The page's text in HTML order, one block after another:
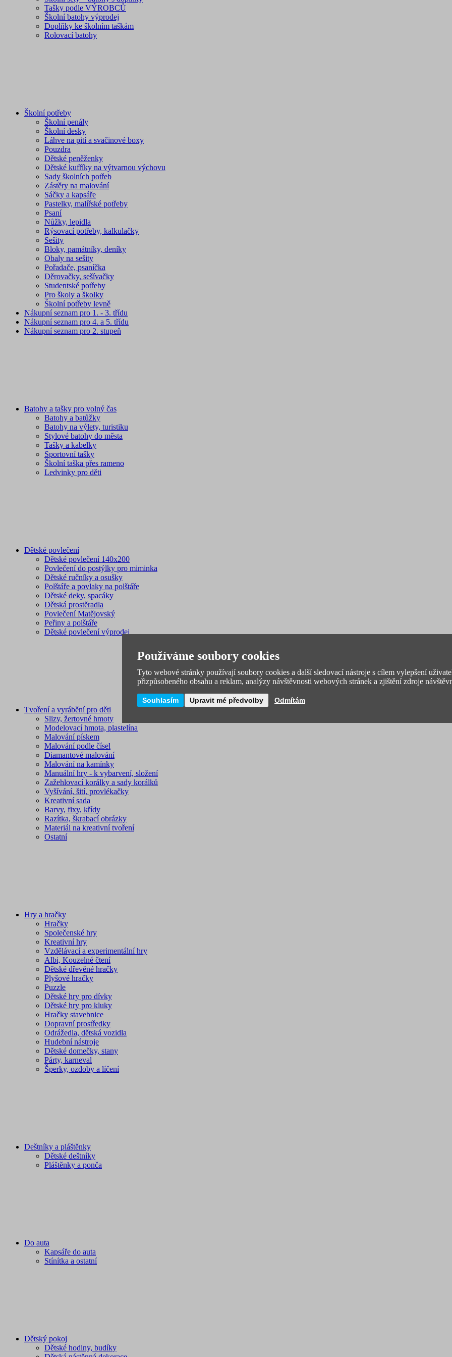
Tašky podle VÝROBCŮ
Školní batohy výprodej
Doplňky ke školním taškám
Rolovací batohy
Školní potřeby
Školní penály
Školní desky
Láhve na pití a svačinové boxy
Pouzdra
Dětské peněženky
Dětské kufříky na výtvarnou výchovu
Sady školních potřeb
Zástěry na malování
Sáčky a kapsáře
Pastelky, malířské potřeby
Psaní
Nůžky, lepidla
Rýsovací potřeby, kalkulačky
Sešity
Bloky, památníky, deníky
Obaly na sešity
Pořadače, psaníčka
Děrovačky, sešívačky
Studentské potřeby
Pro školy a školky
Školní potřeby levně
Nákupní seznam pro 1. - 3. třídu
Nákupní seznam pro 4. a 5. třídu
Nákupní seznam pro 2. stupeň
Batohy a tašky pro volný čas
Batohy a batůžky
Batohy na výlety, turistiku
Stylové batohy do města
Tašky a kabelky
Sportovní tašky
Školní taška přes rameno
Ledvinky pro děti
Dětské povlečení
Dětské povlečení 140x200
Povlečení do postýlky pro miminka
Dětské ručníky a osušky
Polštáře a povlaky na polštáře
Dětské deky, spacáky
Dětská prostěradla
Povlečení Matějovský
Peřiny a polštáře
Dětské povlečení výprodej
Tvoření a vyrábění pro děti
Slizy, žertovné hmoty
Modelovací hmota, plastelína
Malování pískem
Malování podle čísel
Diamantové malování
Malování na kamínky
Manuální hry - k vybarvení, složení
Zažehlovací korálky a sady korálků
Vyšívání, šití, provlékačky
Kreativní sada
Barvy, fixy, křídy
Razítka, škrabací obrázky
Materiál na kreativní tvoření
Ostatní
Hry a hračky
Hračky
Společenské hry
Kreativní hry
Vzdělávací a experimentální hry
Albi, Kouzelné čtení
Dětské dřevěné hračky
Plyšové hračky
Puzzle
Dětské hry pro dívky
Dětské hry pro kluky
Hračky stavebnice
Dopravní prostředky
Odrážedla, dětská vozidla
Hudební nástroje
Dětské domečky, stany
Párty, karneval
Šperky, ozdoby a líčení
Deštníky a pláštěnky
Dětské deštníky
Pláštěnky a ponča
Do auta
Kapsáře do auta
Stínítka a ostatní
Dětský pokoj
Dětské hodiny, budíky
Používáme soubory cookies
Tyto webové stránky používají soubory cookies a další sledovací nástroje s cílem vylepšení
přizpůsobeného obsahu a reklam, analýzy návštěvnosti webových stránek a zjištění zdroje
Souhlasím Upravit mé předvolby Odmítám